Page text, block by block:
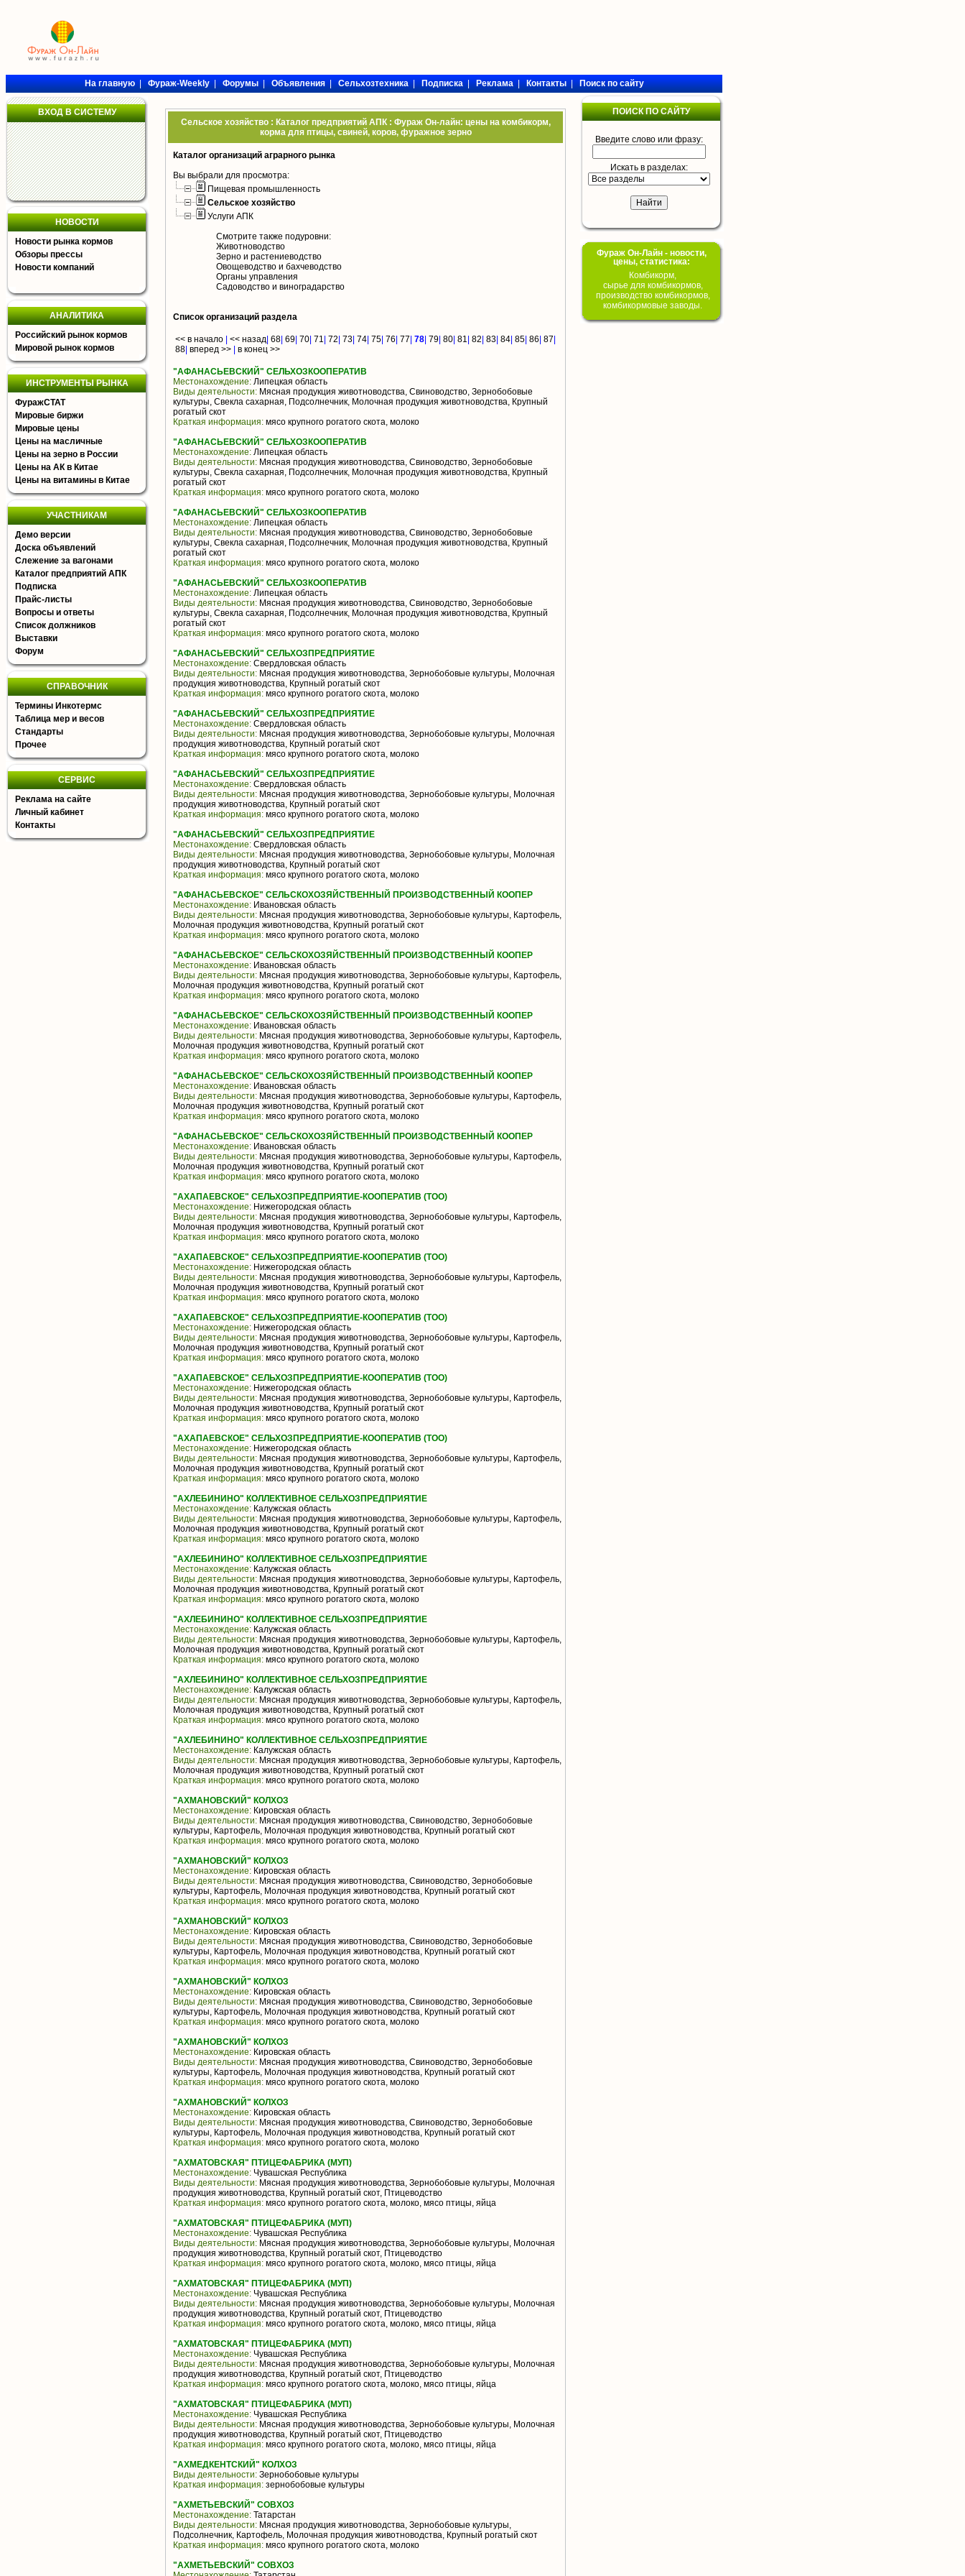
На главную|Фураж-Weekly|Форумы|Объявления|Сельхозтехника|Подписка|Реклама|Контакты|Поиск по сайту
ВХОД В СИСТЕМУ
НОВОСТИ
Новости рынка кормов
Обзоры прессы
Новости компаний
АНАЛИТИКА
Российский рынок кормов
Мировой рынок кормов
ИНСТРУМЕНТЫ РЫНКА
ФуражСТАТ
Мировые биржи
Мировые цены
Цены на масличные
Цены на зерно в России
Цены на АК в Китае
Цены на витамины в Китае
УЧАСТНИКАМ
Демо версии
Доска объявлений
Слежение за вагонами
Каталог предприятий АПК
Подписка
Прайс-листы
Вопросы и ответы
Список должников
Выставки
Форум
СПРАВОЧНИК
Термины Инкотермс
Таблица мер и весов
Стандарты
Прочее
СЕРВИС
Реклама на сайте
Личный кабинет
Контакты
Сельское хозяйство : Каталог предприятий АПК : Фураж Он-лайн: цены на комбикорм,
корма для птицы, свиней, коров, фуражное зерно
Каталог организаций аграрного рынка
Вы выбрали для просмотра:
Пищевая промышленность
Сельское хозяйство
Услуги АПК
Смотрите также подуровни:
Животноводство
Зерно и растениеводство
Овощеводство и бахчеводство
Органы управления
Садоводство и виноградарство
Список организаций раздела
<< в начало << назад 68 69 70 71 72 73 74 75 76 77 78 79 80 81 82 83 84 85 86 87
88 вперед >> в конец >>
"АФАНАСЬЕВСКИЙ" СЕЛЬХОЗКООПЕРАТИВ
Местонахождение: Липецкая область
Виды деятельности: Мясная продукция животноводства, Свиноводство, Зернобобовые
культуры, Свекла сахарная, Подсолнечник, Молочная продукция животноводства, Крупный
рогатый скот
Краткая информация: мясо крупного рогатого скота, молоко
"АФАНАСЬЕВСКИЙ" СЕЛЬХОЗКООПЕРАТИВ
Местонахождение: Липецкая область
Виды деятельности: Мясная продукция животноводства, Свиноводство, Зернобобовые
культуры, Свекла сахарная, Подсолнечник, Молочная продукция животноводства, Крупный
рогатый скот
Краткая информация: мясо крупного рогатого скота, молоко
"АФАНАСЬЕВСКИЙ" СЕЛЬХОЗКООПЕРАТИВ
Местонахождение: Липецкая область
Виды деятельности: Мясная продукция животноводства, Свиноводство, Зернобобовые
культуры, Свекла сахарная, Подсолнечник, Молочная продукция животноводства, Крупный
рогатый скот
Краткая информация: мясо крупного рогатого скота, молоко
"АФАНАСЬЕВСКИЙ" СЕЛЬХОЗКООПЕРАТИВ
Местонахождение: Липецкая область
Виды деятельности: Мясная продукция животноводства, Свиноводство, Зернобобовые
культуры, Свекла сахарная, Подсолнечник, Молочная продукция животноводства, Крупный
рогатый скот
Краткая информация: мясо крупного рогатого скота, молоко
"АФАНАСЬЕВСКИЙ" СЕЛЬХОЗПРЕДПРИЯТИЕ
Местонахождение: Свердловская область
Виды деятельности: Мясная продукция животноводства, Зернобобовые культуры, Молочная
продукция животноводства, Крупный рогатый скот
Краткая информация: мясо крупного рогатого скота, молоко
"АФАНАСЬЕВСКИЙ" СЕЛЬХОЗПРЕДПРИЯТИЕ
Местонахождение: Свердловская область
Виды деятельности: Мясная продукция животноводства, Зернобобовые культуры, Молочная
продукция животноводства, Крупный рогатый скот
Краткая информация: мясо крупного рогатого скота, молоко
"АФАНАСЬЕВСКИЙ" СЕЛЬХОЗПРЕДПРИЯТИЕ
Местонахождение: Свердловская область
Виды деятельности: Мясная продукция животноводства, Зернобобовые культуры, Молочная
продукция животноводства, Крупный рогатый скот
Краткая информация: мясо крупного рогатого скота, молоко
"АФАНАСЬЕВСКИЙ" СЕЛЬХОЗПРЕДПРИЯТИЕ
Местонахождение: Свердловская область
Виды деятельности: Мясная продукция животноводства, Зернобобовые культуры, Молочная
продукция животноводства, Крупный рогатый скот
Краткая информация: мясо крупного рогатого скота, молоко
"АФАНАСЬЕВСКОЕ" СЕЛЬСКОХОЗЯЙСТВЕННЫЙ ПРОИЗВОДСТВЕННЫЙ КООПЕР
Местонахождение: Ивановская область
Виды деятельности: Мясная продукция животноводства, Зернобобовые культуры, Картофель,
Молочная продукция животноводства, Крупный рогатый скот
Краткая информация: мясо крупного рогатого скота, молоко
"АФАНАСЬЕВСКОЕ" СЕЛЬСКОХОЗЯЙСТВЕННЫЙ ПРОИЗВОДСТВЕННЫЙ КООПЕР
Местонахождение: Ивановская область
Виды деятельности: Мясная продукция животноводства, Зернобобовые культуры, Картофель,
Молочная продукция животноводства, Крупный рогатый скот
Краткая информация: мясо крупного рогатого скота, молоко
"АФАНАСЬЕВСКОЕ" СЕЛЬСКОХОЗЯЙСТВЕННЫЙ ПРОИЗВОДСТВЕННЫЙ КООПЕР
Местонахождение: Ивановская область
Виды деятельности: Мясная продукция животноводства, Зернобобовые культуры, Картофель,
Молочная продукция животноводства, Крупный рогатый скот
Краткая информация: мясо крупного рогатого скота, молоко
"АФАНАСЬЕВСКОЕ" СЕЛЬСКОХОЗЯЙСТВЕННЫЙ ПРОИЗВОДСТВЕННЫЙ КООПЕР
Местонахождение: Ивановская область
Виды деятельности: Мясная продукция животноводства, Зернобобовые культуры, Картофель,
Молочная продукция животноводства, Крупный рогатый скот
Краткая информация: мясо крупного рогатого скота, молоко
"АФАНАСЬЕВСКОЕ" СЕЛЬСКОХОЗЯЙСТВЕННЫЙ ПРОИЗВОДСТВЕННЫЙ КООПЕР
Местонахождение: Ивановская область
Виды деятельности: Мясная продукция животноводства, Зернобобовые культуры, Картофель,
Молочная продукция животноводства, Крупный рогатый скот
Краткая информация: мясо крупного рогатого скота, молоко
"АХАПАЕВСКОЕ" СЕЛЬХОЗПРЕДПРИЯТИЕ-КООПЕРАТИВ (ТОО)
Местонахождение: Нижегородская область
Виды деятельности: Мясная продукция животноводства, Зернобобовые культуры, Картофель,
Молочная продукция животноводства, Крупный рогатый скот
Краткая информация: мясо крупного рогатого скота, молоко
"АХАПАЕВСКОЕ" СЕЛЬХОЗПРЕДПРИЯТИЕ-КООПЕРАТИВ (ТОО)
Местонахождение: Нижегородская область
Виды деятельности: Мясная продукция животноводства, Зернобобовые культуры, Картофель,
Молочная продукция животноводства, Крупный рогатый скот
Краткая информация: мясо крупного рогатого скота, молоко
"АХАПАЕВСКОЕ" СЕЛЬХОЗПРЕДПРИЯТИЕ-КООПЕРАТИВ (ТОО)
Местонахождение: Нижегородская область
Виды деятельности: Мясная продукция животноводства, Зернобобовые культуры, Картофель,
Молочная продукция животноводства, Крупный рогатый скот
Краткая информация: мясо крупного рогатого скота, молоко
"АХАПАЕВСКОЕ" СЕЛЬХОЗПРЕДПРИЯТИЕ-КООПЕРАТИВ (ТОО)
Местонахождение: Нижегородская область
Виды деятельности: Мясная продукция животноводства, Зернобобовые культуры, Картофель,
Молочная продукция животноводства, Крупный рогатый скот
Краткая информация: мясо крупного рогатого скота, молоко
"АХАПАЕВСКОЕ" СЕЛЬХОЗПРЕДПРИЯТИЕ-КООПЕРАТИВ (ТОО)
Местонахождение: Нижегородская область
Виды деятельности: Мясная продукция животноводства, Зернобобовые культуры, Картофель,
Молочная продукция животноводства, Крупный рогатый скот
Краткая информация: мясо крупного рогатого скота, молоко
"АХЛЕБИНИНО" КОЛЛЕКТИВНОЕ СЕЛЬХОЗПРЕДПРИЯТИЕ
Местонахождение: Калужская область
Виды деятельности: Мясная продукция животноводства, Зернобобовые культуры, Картофель,
Молочная продукция животноводства, Крупный рогатый скот
Краткая информация: мясо крупного рогатого скота, молоко
"АХЛЕБИНИНО" КОЛЛЕКТИВНОЕ СЕЛЬХОЗПРЕДПРИЯТИЕ
Местонахождение: Калужская область
Виды деятельности: Мясная продукция животноводства, Зернобобовые культуры, Картофель,
Молочная продукция животноводства, Крупный рогатый скот
Краткая информация: мясо крупного рогатого скота, молоко
"АХЛЕБИНИНО" КОЛЛЕКТИВНОЕ СЕЛЬХОЗПРЕДПРИЯТИЕ
Местонахождение: Калужская область
Виды деятельности: Мясная продукция животноводства, Зернобобовые культуры, Картофель,
Молочная продукция животноводства, Крупный рогатый скот
Краткая информация: мясо крупного рогатого скота, молоко
"АХЛЕБИНИНО" КОЛЛЕКТИВНОЕ СЕЛЬХОЗПРЕДПРИЯТИЕ
Местонахождение: Калужская область
Виды деятельности: Мясная продукция животноводства, Зернобобовые культуры, Картофель,
Молочная продукция животноводства, Крупный рогатый скот
Краткая информация: мясо крупного рогатого скота, молоко
"АХЛЕБИНИНО" КОЛЛЕКТИВНОЕ СЕЛЬХОЗПРЕДПРИЯТИЕ
Местонахождение: Калужская область
Виды деятельности: Мясная продукция животноводства, Зернобобовые культуры, Картофель,
Молочная продукция животноводства, Крупный рогатый скот
Краткая информация: мясо крупного рогатого скота, молоко
"АХМАНОВСКИЙ" КОЛХОЗ
Местонахождение: Кировская область
Виды деятельности: Мясная продукция животноводства, Свиноводство, Зернобобовые
культуры, Картофель, Молочная продукция животноводства, Крупный рогатый скот
Краткая информация: мясо крупного рогатого скота, молоко
"АХМАНОВСКИЙ" КОЛХОЗ
Местонахождение: Кировская область
Виды деятельности: Мясная продукция животноводства, Свиноводство, Зернобобовые
культуры, Картофель, Молочная продукция животноводства, Крупный рогатый скот
Краткая информация: мясо крупного рогатого скота, молоко
"АХМАНОВСКИЙ" КОЛХОЗ
Местонахождение: Кировская область
Виды деятельности: Мясная продукция животноводства, Свиноводство, Зернобобовые
культуры, Картофель, Молочная продукция животноводства, Крупный рогатый скот
Краткая информация: мясо крупного рогатого скота, молоко
"АХМАНОВСКИЙ" КОЛХОЗ
Местонахождение: Кировская область
Виды деятельности: Мясная продукция животноводства, Свиноводство, Зернобобовые
культуры, Картофель, Молочная продукция животноводства, Крупный рогатый скот
Краткая информация: мясо крупного рогатого скота, молоко
"АХМАНОВСКИЙ" КОЛХОЗ
Местонахождение: Кировская область
Виды деятельности: Мясная продукция животноводства, Свиноводство, Зернобобовые
культуры, Картофель, Молочная продукция животноводства, Крупный рогатый скот
Краткая информация: мясо крупного рогатого скота, молоко
"АХМАНОВСКИЙ" КОЛХОЗ
Местонахождение: Кировская область
Виды деятельности: Мясная продукция животноводства, Свиноводство, Зернобобовые
культуры, Картофель, Молочная продукция животноводства, Крупный рогатый скот
Краткая информация: мясо крупного рогатого скота, молоко
"АХМАТОВСКАЯ" ПТИЦЕФАБРИКА (МУП)
Местонахождение: Чувашская Республика
Виды деятельности: Мясная продукция животноводства, Зернобобовые культуры, Молочная
продукция животноводства, Крупный рогатый скот, Птицеводство
Краткая информация: мясо крупного рогатого скота, молоко, мясо птицы, яйца
"АХМАТОВСКАЯ" ПТИЦЕФАБРИКА (МУП)
Местонахождение: Чувашская Республика
Виды деятельности: Мясная продукция животноводства, Зернобобовые культуры, Молочная
продукция животноводства, Крупный рогатый скот, Птицеводство
Краткая информация: мясо крупного рогатого скота, молоко, мясо птицы, яйца
"АХМАТОВСКАЯ" ПТИЦЕФАБРИКА (МУП)
Местонахождение: Чувашская Республика
Виды деятельности: Мясная продукция животноводства, Зернобобовые культуры, Молочная
продукция животноводства, Крупный рогатый скот, Птицеводство
Краткая информация: мясо крупного рогатого скота, молоко, мясо птицы, яйца
"АХМАТОВСКАЯ" ПТИЦЕФАБРИКА (МУП)
Местонахождение: Чувашская Республика
Виды деятельности: Мясная продукция животноводства, Зернобобовые культуры, Молочная
продукция животноводства, Крупный рогатый скот, Птицеводство
Краткая информация: мясо крупного рогатого скота, молоко, мясо птицы, яйца
"АХМАТОВСКАЯ" ПТИЦЕФАБРИКА (МУП)
Местонахождение: Чувашская Республика
Виды деятельности: Мясная продукция животноводства, Зернобобовые культуры, Молочная
продукция животноводства, Крупный рогатый скот, Птицеводство
Краткая информация: мясо крупного рогатого скота, молоко, мясо птицы, яйца
"АХМЕДКЕНТСКИЙ" КОЛХОЗ
Виды деятельности: Зернобобовые культуры
Краткая информация: зернобобовые культуры
"АХМЕТЬЕВСКИЙ" СОВХОЗ
Местонахождение: Татарстан
Виды деятельности: Мясная продукция животноводства, Зернобобовые культуры,
Подсолнечник, Картофель, Молочная продукция животноводства, Крупный рогатый скот
Краткая информация: мясо крупного рогатого скота, молоко
"АХМЕТЬЕВСКИЙ" СОВХОЗ
ПОИСК ПО САЙТУ
Введите слово или фразу:
Искать в разделах:
Фураж Он-Лайн - новости,
цены, статистика:
Комбикорм,
сырье для комбикормов,
производство комбикормов,
комбикормовые заводы.